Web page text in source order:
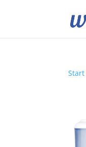
Start